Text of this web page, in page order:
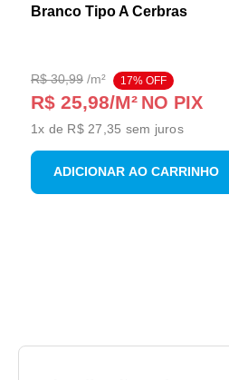
Branco Tipo A Cerbras
R$ 30,99/m² 17% OFF
R$ 25,98/M² NO PIX
1x de R$ 27,35 sem juros
ADICIONAR AO CARRINHO